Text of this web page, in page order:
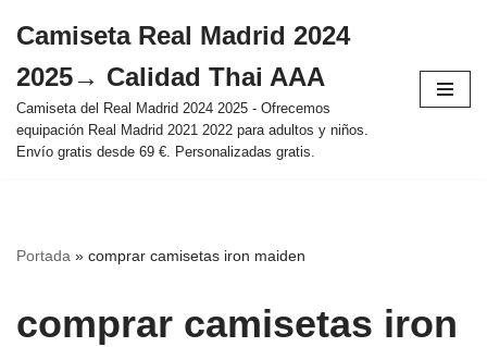
al
contenido
Camiseta Real Madrid 2024
2025→ Calidad Thai AAA
Camiseta del Real Madrid 2024 2025 - Ofrecemos
equipación Real Madrid 2021 2022 para adultos y niños.
Envío gratis desde 69 €. Personalizadas gratis.
Portada » comprar camisetas iron maiden
comprar camisetas iron